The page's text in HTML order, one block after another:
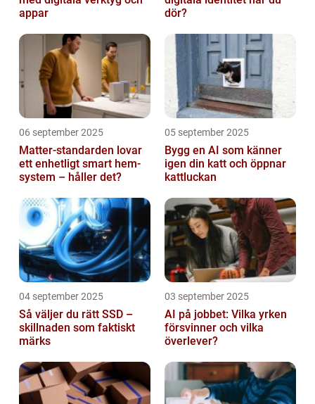
appar
dör?
06 september 2025
Matter-standarden lovar
ett enhetligt smart hem-
system – håller det?
05 september 2025
Bygg en AI som känner
igen din katt och öppnar
kattluckan
04 september 2025
Så väljer du rätt SSD –
skillnaden som faktiskt
märks
03 september 2025
AI på jobbet: Vilka yrken
försvinner och vilka
överlever?